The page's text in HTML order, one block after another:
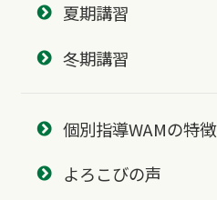
夏期講習
冬期講習
個別指導WAMの特徴
よろこびの声